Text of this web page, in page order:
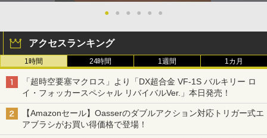
● ● ● ● ● ●
アクセスランキング
1時間 24時間 1週間 1カ月
「超時空要塞マクロス」より「DX超合金 VF-1S バルキリー ロ
イ・フォッカースペシャル リバイバルVer.」本日発売！
【Amazonセール】Oasserのダブルアクション対応トリガー式エ
アブラシがお買い得価格で登場！